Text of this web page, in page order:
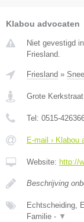
Klabou advocaten
Niet gevestigd
Friesland.
Friesland »
Grote
Tel: 0515-
E-mail › Klabou
Website: http://
Beschrijving
Echtscheiding,
Familie - ▼